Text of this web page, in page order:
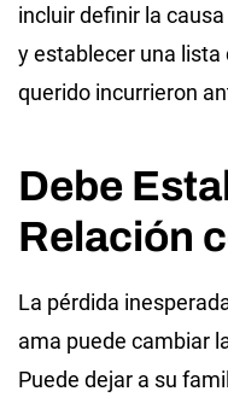
incluir definir la
y establecer una
querido incurrieron
Debe
Relación
La pérdida
ama puede cambiar
Puede dejar a su